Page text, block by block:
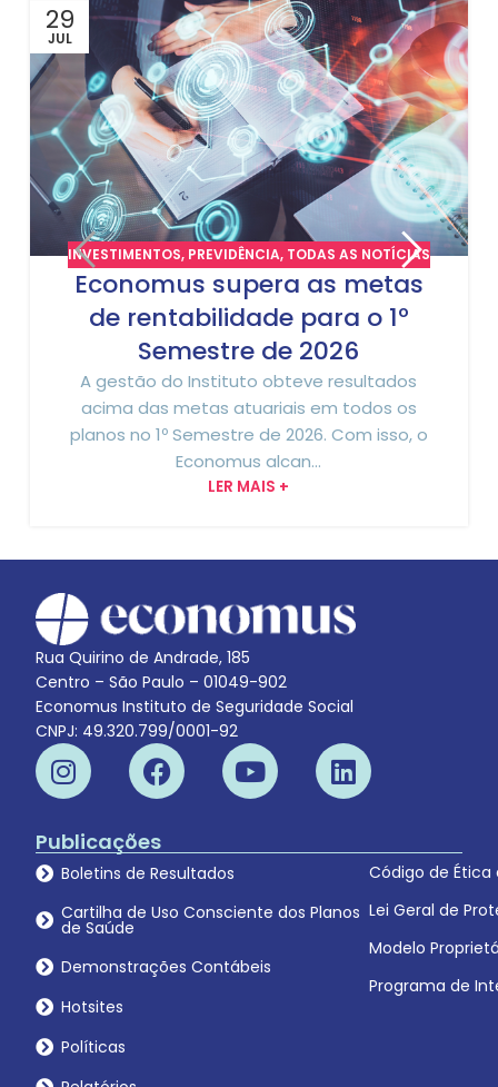
29
JUL
INVESTIMENTOS, PREVIDÊNCIA, TODAS AS NOTÍCIAS
Economus supera as metas
de rentabilidade para o 1º
Semestre de 2026
A gestão do Instituto obteve resultados
acima das metas atuariais em todos os
planos no 1º Semestre de 2026. Com isso, o
Economus alcan...
LER MAIS +
Rua Quirino de Andrade, 185
Centro – São Paulo – 01049-902
Economus Instituto de Seguridade Social
CNPJ: 49.320.799/0001-92
Publicações
Boletins de Resultados
Cartilha de Uso Consciente dos Planos
de Saúde
Demonstrações Contábeis
Hotsites
Políticas
Código de
Lei Geral de
Modelo
Programa de